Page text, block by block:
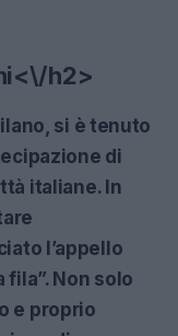
h2>
si è tenuto
di
italiane. In
l’appello
fila”. Non solo
e proprio